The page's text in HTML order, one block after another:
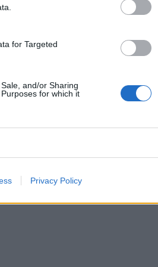
for Targeted
and/or Sharing
for which it
Privacy Policy
ειδήσεις